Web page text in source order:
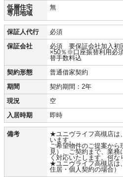
低層住宅
専用地域
無
保証人代行 必須
保証会社
必須 要保証会社加入初
×50％※口座振替利用必
替手数料込
契約形態 普通借家契約
期間 契約期間：2年
現況 空
入居時期 即時
備考
★ユニヴライフ高槻店は
います。
ご希望物件のご提案から
見）、ご契約まで、業
く対応いたします。何な
★ユニヴライフ高槻店は
住居・個人契約の場合）